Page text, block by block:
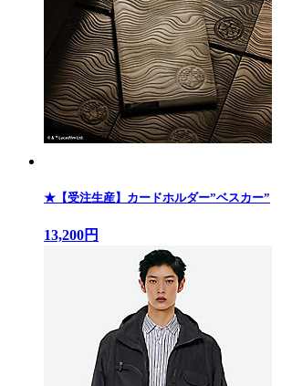
★【受注生産】カードホルダー”ベスカー”
13,200円